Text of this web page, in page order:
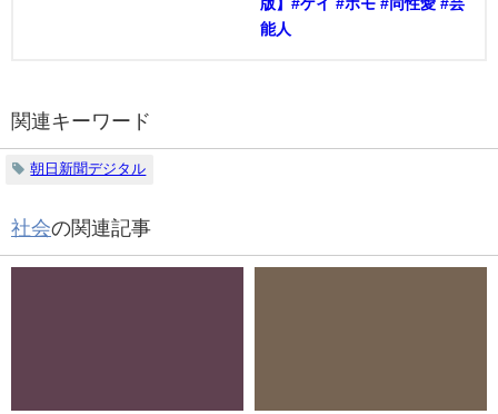
能人
関連キーワード
朝日新聞デジタル
社会の関連記事